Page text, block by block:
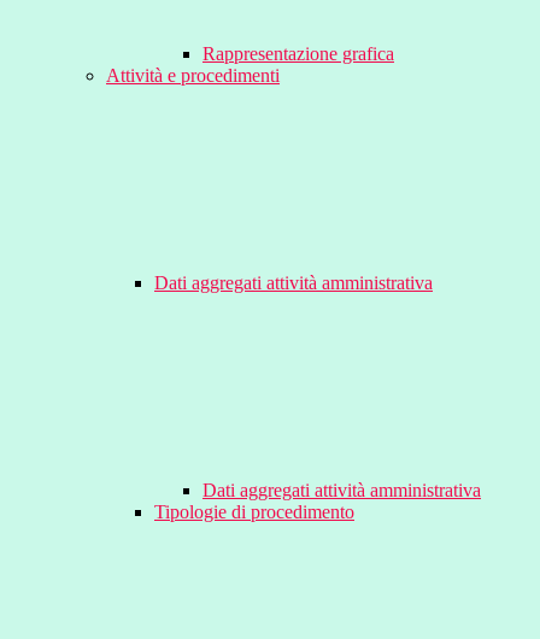
Rappresentazione grafica
Attività e procedimenti
Dati aggregati attività amministrativa
Dati aggregati attività amministrativa
Tipologie di procedimento